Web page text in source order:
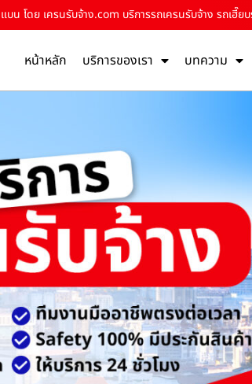
บน โดย เครนรับจ้าง.com บริการรถเครนรับจ้าง รถเฮี๊ย
หน้าหลัก บริการของเรา บทความ